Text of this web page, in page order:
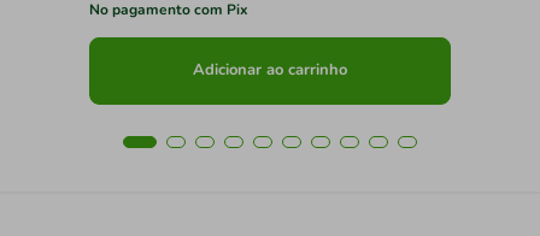
No pagamento com Pix
Adicionar ao carrinho